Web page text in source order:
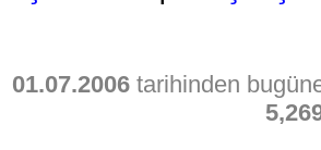
01.07.2006 tarihinden